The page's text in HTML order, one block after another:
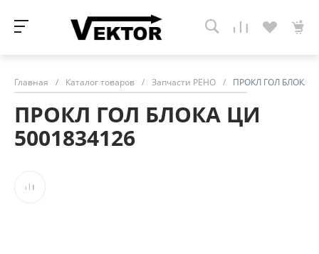
Главная / Каталог товаров / Запчасти РЕНО / ПРОКЛ ГОЛ БЛОКА
ПРОКЛ ГОЛ БЛОКА ЦИ
5001834126